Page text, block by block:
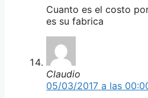
Cuanto es el costo
es su fabrica
Claudio
05/03/2017 a las